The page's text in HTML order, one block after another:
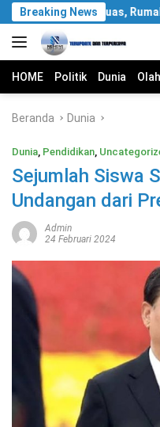
Langsung
ke
konten
Breaking News
KPK Meluas, Rumah
HOME Politik Dunia
Beranda Dunia
Dunia, Pendidikan,
Sejumlah Siswa
Undangan dari
Admin
24 Februari 2024